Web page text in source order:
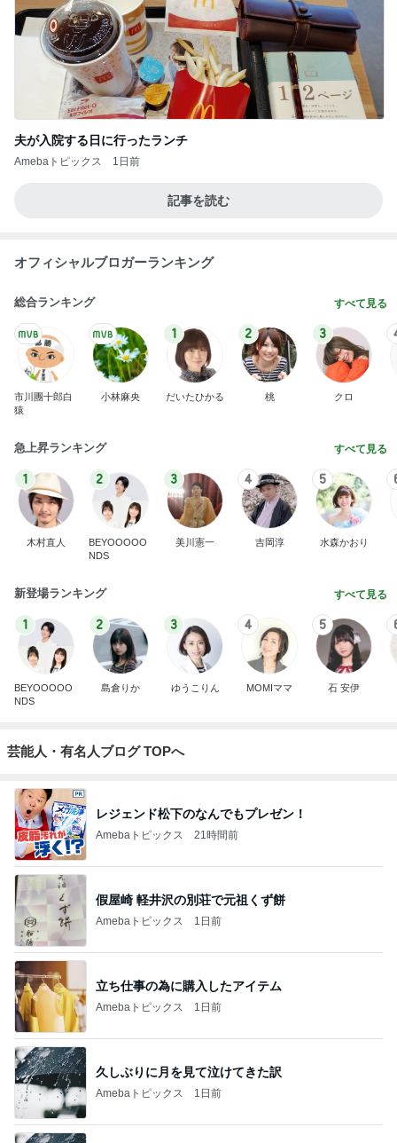
夫が入院する日に行ったランチ
Amebaトピックス 1日前
記事を読む
オフィシャルブロガーランキング
総合ランキング すべて見る
市川團十郎白
猿
小林麻央
1
だいたひかる
2
桃
3
クロ
急上昇ランキング すべて見る
1
木村直人
2
BEYOOOOO
NDS
3
美川憲一
4
吉岡淳
5
水森かおり
新登場ランキング すべて見る
1
BEYOOOOO
NDS
2
島倉りか
3
ゆうこりん
4
MOMIママ
5
石 安伊
芸能人・有名人ブログ TOPへ
レジェンド松下のなんでもプレゼン！
Amebaトピックス 21時間前
假屋崎 軽井沢の別荘で元祖くず餅
Amebaトピックス 1日前
立ち仕事の為に購入したアイテム
Amebaトピックス 1日前
久しぶりに月を見て泣けてきた訳
Amebaトピックス 1日前